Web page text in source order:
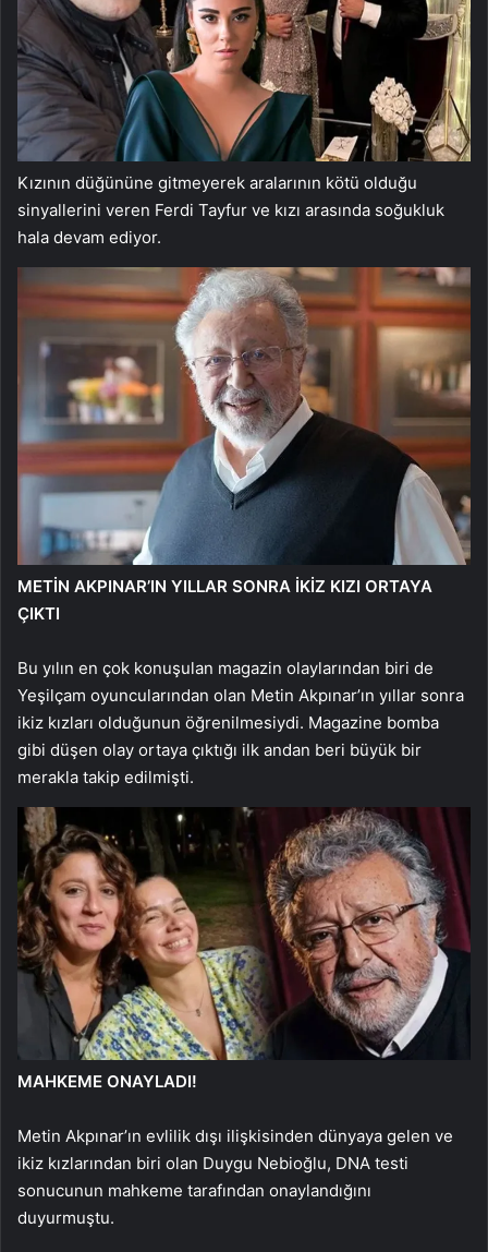
Kızının düğününe gitmeyerek aralarının kötü olduğu
sinyallerini veren Ferdi Tayfur ve kızı arasında soğukluk
hala devam ediyor.
METİN AKPINAR’IN YILLAR SONRA İKİZ KIZI ORTAYA
ÇIKTI
Bu yılın en çok konuşulan magazin olaylarından biri de
Yeşilçam oyuncularından olan Metin Akpınar’ın yıllar sonra
ikiz kızları olduğunun öğrenilmesiydi. Magazine bomba
gibi düşen olay ortaya çıktığı ilk andan beri büyük bir
merakla takip edilmişti.
MAHKEME ONAYLADI!
Metin Akpınar’ın evlilik dışı ilişkisinden dünyaya gelen ve
ikiz kızlarından biri olan Duygu Nebioğlu, DNA testi
sonucunun mahkeme tarafından onaylandığını
duyurmuştu.